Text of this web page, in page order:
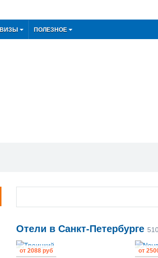
ВИЗЫ ПОЛЕЗНОЕ
Отели в Санкт-Петербурге
от 2088 руб от